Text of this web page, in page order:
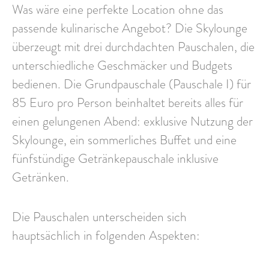
Was wäre eine perfekte Location ohne das
passende kulinarische Angebot? Die Skylounge
überzeugt mit drei durchdachten Pauschalen, die
unterschiedliche Geschmäcker und Budgets
bedienen. Die Grundpauschale (Pauschale I) für
85 Euro pro Person beinhaltet bereits alles für
einen gelungenen Abend: exklusive Nutzung der
Skylounge, ein sommerliches Buffet und eine
fünfstündige Getränkepauschale inklusive
Getränken.
Die Pauschalen unterscheiden sich
hauptsächlich in folgenden Aspekten: